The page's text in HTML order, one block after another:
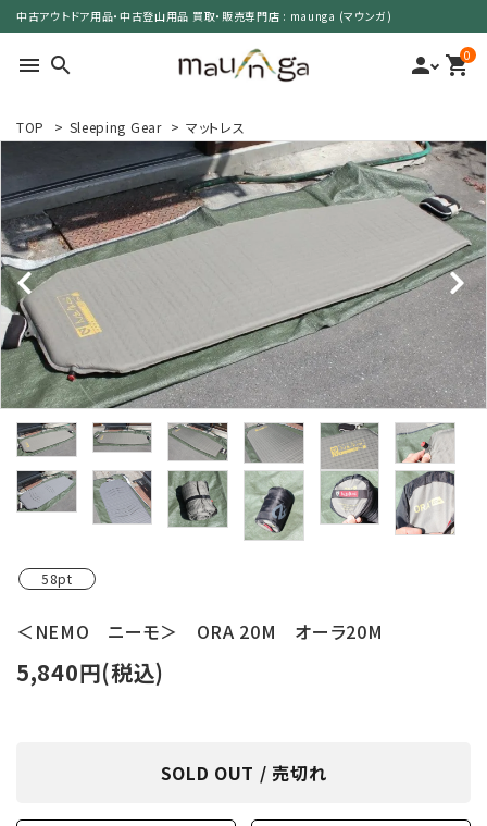
中古アウトドア用品・中古登山用品 買取・販売専門店 : maunga (マウンガ)
menu search person 0
shopping_cart
search
カテゴリーで選ぶ
サイズで選ぶ
特集で選ぶ
価格で選ぶ
買取案内
レンタル・修理
INFORMATION
TOP > Sleeping Gear > マットレス
58pt
＜NEMO ニーモ＞ ORA 20M オーラ20M
5,840円(税込)
SOLD OUT / 売切れ